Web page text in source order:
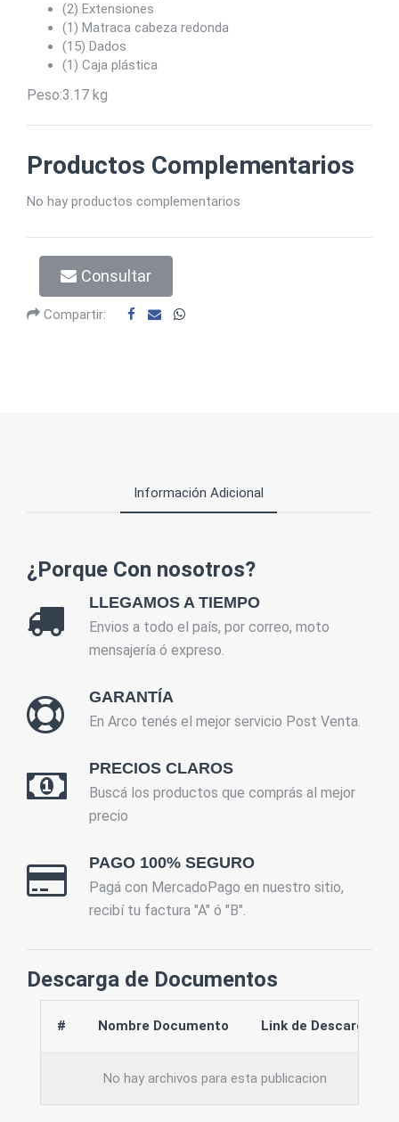
(2) Extensiones
(1) Matraca cabeza redonda
(15) Dados
(1) Caja plástica
Peso:3.17 kg
Productos Complementarios
No hay productos complementarios
Consultar
Compartir:
Información Adicional
¿Porque Con nosotros?
LLEGAMOS A TIEMPO
Envios a todo el país, por correo, moto
mensajería ó expreso.
GARANTÍA
En Arco tenés el mejor servicio Post Venta.
PRECIOS CLAROS
Buscá los productos que comprás al mejor
precio
PAGO 100% SEGURO
Pagá con MercadoPago en nuestro sitio,
recibí tu factura "A" ó "B".
Descarga de Documentos
# Nombre Documento Link de Descarga
No hay archivos para esta publicacion